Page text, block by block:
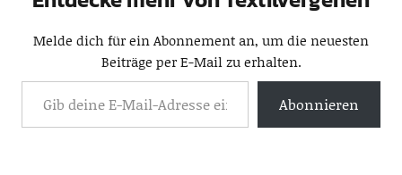
Melde dich für ein Abonnement an, um die neuesten
Beiträge per E-Mail zu erhalten.
Abonnieren